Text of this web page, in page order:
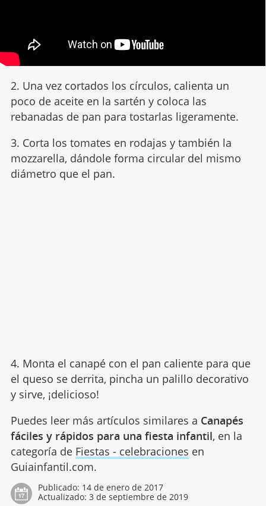
2. Una vez cortados los círculos, calienta un
poco de aceite en la sartén y coloca las
rebanadas de pan para tostarlas ligeramente.
3. Corta los tomates en rodajas y también la
mozzarella, dándole forma circular del mismo
diámetro que el pan.
4. Monta el canapé con el pan caliente para que
el queso se derrita, pincha un palillo decorativo
y sirve, ¡delicioso!
Puedes leer más artículos similares a Canapés
fáciles y rápidos para una fiesta infantil, en la
categoría de Fiestas - celebraciones en
Guiainfantil.com.
Publicado: 14 de enero de 2017
Actualizado: 3 de septiembre de 2019